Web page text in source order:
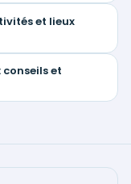
et lieux
et